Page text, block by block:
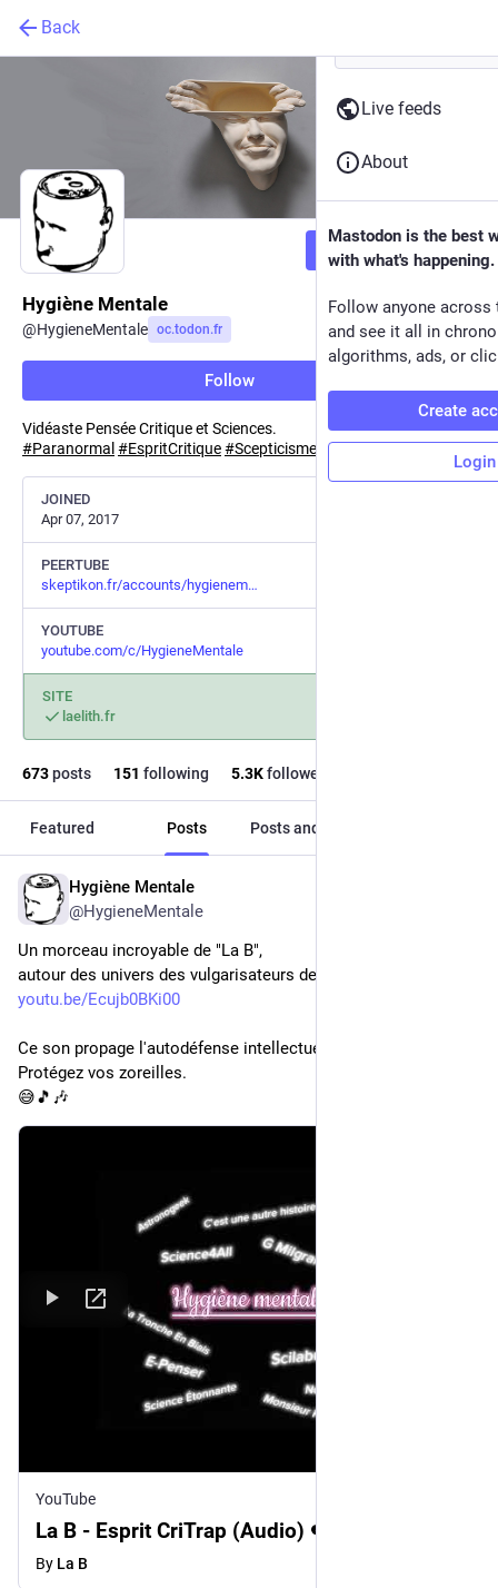
Back
Follow
Hygiène Mentale
@HygieneMentale oc.todon.fr
Follow
Vidéaste Pensée Critique et Sciences.
#Paranormal #EspritCritique#Scepticisme
JOINED
Apr 07, 2017
PEERTUBE
skeptikon.fr/accounts/hygienem
YOUTUBE
youtube.com/c/HygieneMentale
SITE
laelith.fr
673posts 151 following 5.3Kfollowers
Featured Posts Posts and replies
Hygiène Mentale
@HygieneMentale
Un morceau incroyable de "La B",
autour des univers des vulgarisateurs de Youtoube.
youtu.be/Ecujb0BKi00
Ce son propage l'autodéfense intellectuelle.
Protégez vos zoreilles.
😅🎵🎶
YouTube
La B - Esprit CriTrap (Audio) 🎧
By La B
Live feeds
About
Mastodon is the best
with what's happening.
Follow anyone across
and see it all in
algorithms, ads, or
Create
Login